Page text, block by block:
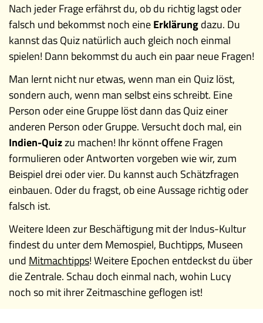
Nach jeder Frage erfährst du, ob du richtig lagst oder
falsch und bekommst noch eineErklärungdazu. Du
kannst das Quiz natürlich auch gleich noch einmal
spielen! Dann bekommst du auch ein paar neue Fragen!
Man lernt nicht nur etwas, wenn man ein Quiz löst,
sondern auch, wenn man selbst eins schreibt. Eine
Person oder eine Gruppe löst dann das Quiz einer
anderen Person oder Gruppe. Versucht doch mal, ein
Indien-Quizzu machen! Ihr könnt offene Fragen
formulieren oder Antworten vorgeben wie wir, zum
Beispiel drei oder vier. Du kannst auch Schätzfragen
einbauen. Oder du fragst, ob eine Aussage richtig oder
falsch ist.
Weitere Ideen zur Beschäftigung mit der Indus-Kultur
findest du unter dem Memospiel, Buchtipps, Museen
und Mitmachtipps! Weitere Epochen entdeckst du über
die Zentrale. Schau doch einmal nach, wohin Lucy
noch so mit ihrer Zeitmaschine geflogen ist!